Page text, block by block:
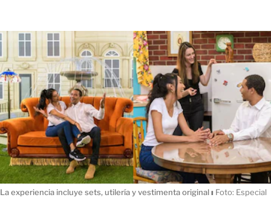
La experiencia incluye sets, utilería y vestimenta originalı Foto: Especial